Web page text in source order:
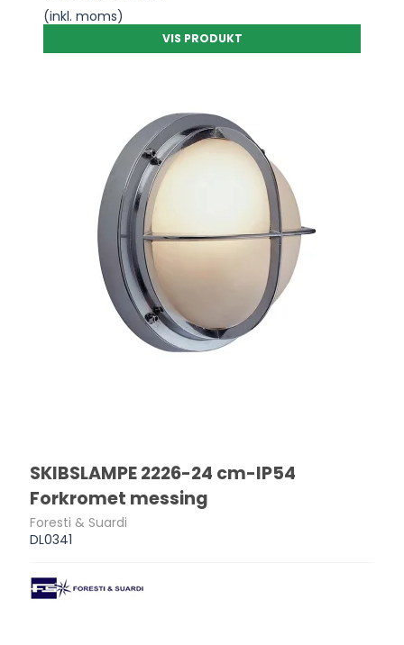
(inkl. moms)
VIS PRODUKT
SKIBSLAMPE 2226-24 cm-IP54
Forkromet messing
Foresti & Suardi
DL0341